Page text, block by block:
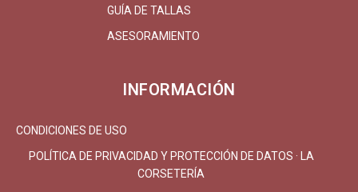
GUÍA DE TALLAS
ASESORAMIENTO
INFORMACIÓN
CONDICIONES DE USO
POLÍTICA DE PRIVACIDAD Y PROTECCIÓN DE DATOS · LA
CORSETERÍA